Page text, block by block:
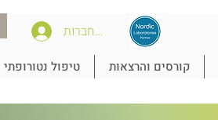
להתחברות
קורסים והרצאות טיפול נטורופתי